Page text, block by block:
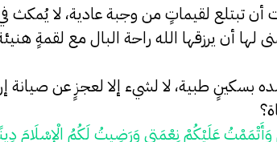
تبتلع لقيماتٍ من وجبة عادية، لا
أن يرزقها الله راحة البال مع لقمةٍ
طبية، لا لشيء إلا لعجزٍ عن صيانة
عَلَيْكُمْ نِعْمَتِي وَرَضِيتُ لَكُمُ الْإِسْلَامَ